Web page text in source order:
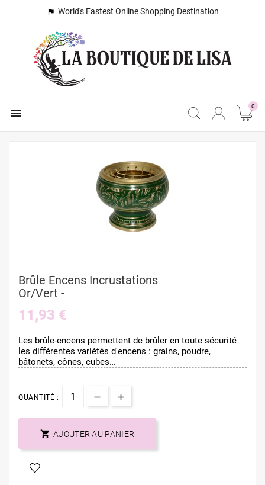
 World's Fastest Online Shopping Destination
 0
Brûle Encens Incrustations
Or/vert -
11,93 €
Les brûle-encens permettent de brûler en toute sécurité
les différentes variétés d'encens : grains, poudre,
bâtonets, cônes, cubes…
QUANTITÉ :
 AJOUTER AU PANIER